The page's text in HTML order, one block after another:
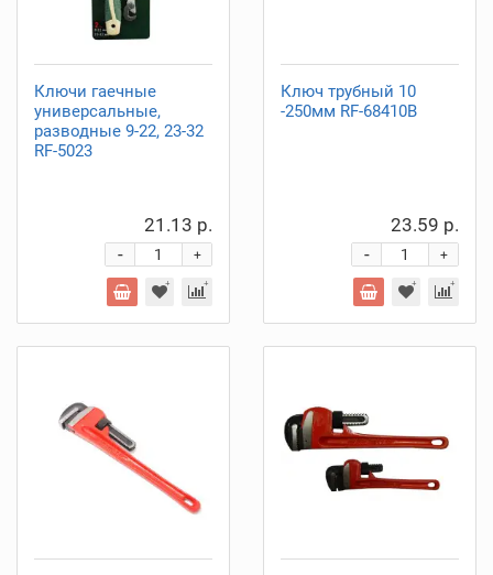
Ключи гаечные
универсальные,
разводные 9-22, 23-32
RF-5023
21.13 р.
+
-
Ключ трубный 10
-250мм RF-68410B
23.59 р.
+
-